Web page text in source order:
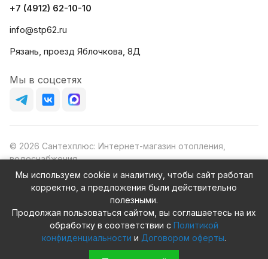
+7 (4912) 62-10-10
info@stp62.ru
Рязань, проезд Яблочкова, 8Д
Мы в соцсетях
© 2026 Сантехплюс: Интернет-магазин отопления,
водоснабжения
Юридический адрес: 390023, г. Рязань, проезд Яблочкова,
ИНН/КПП: 6230087631/623001001
ОГРН: 1156230000080
Мы используем cookie и аналитику, чтобы сайт работал
корректно, а предложения были действительно
полезными.
Продолжая пользоваться сайтом, вы соглашаетесь на их
обработку в соответствии с Политикой
конфиденциальности и Договором оферты.